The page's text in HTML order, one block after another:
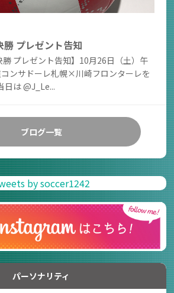
プレゼント告知
勝 プレゼント告知】10月26日（土）午
ンサドーレ札幌×川崎フロンターレを
日は @J_Le...
ブログ一覧
by soccer1242
パーソナリティ